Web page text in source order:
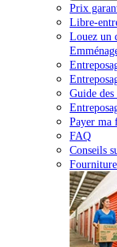
Prix
Libre-
Louez un
Guide
Payer ma
FAQ
Conseils